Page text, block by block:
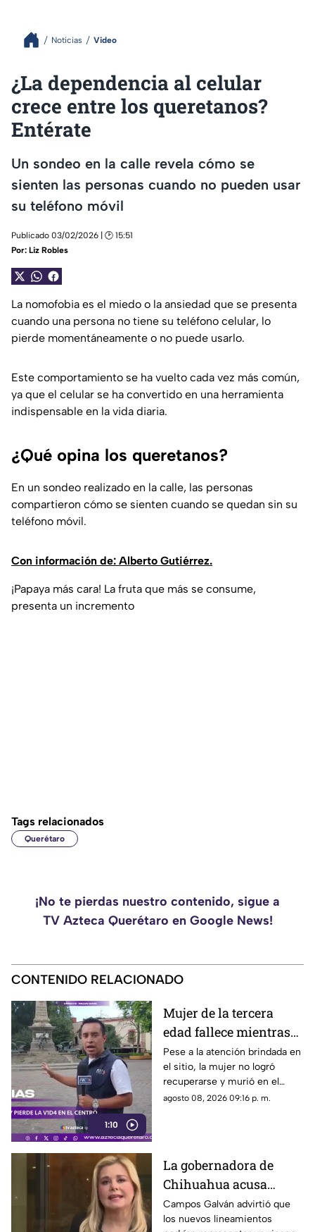
Noticias Video
¿La dependencia al celular
crece entre los queretanos?
Entérate
Un sondeo en la calle revela cómo se
sienten las personas cuando no pueden usar
su teléfono móvil
Publicado 03/02/2026 | 🕑 15:51
Por: Liz Robles
La nomofobia es el miedo o la ansiedad que se presenta
cuando una persona no tiene su teléfono celular, lo
pierde momentáneamente o no puede usarlo.
Este comportamiento se ha vuelto cada vez más común,
ya que el celular se ha convertido en una herramienta
indispensable en la vida diaria.
¿Qué opina los queretanos?
En un sondeo realizado en la calle, las personas
compartieron cómo se sienten cuando se quedan sin su
teléfono móvil.
Con información de: Alberto Gutiérrez.
¡Papaya más cara! La fruta que más se consume,
presenta un incremento
Tags relacionados
Querétaro
¡No te pierdas nuestro contenido, sigue a
TV Azteca Querétaro en Google News!
CONTENIDO RELACIONADO
1:10
Mujer de la tercera
edad fallece mientras
caminaba por el Centro
de Querétaro
Pese a la atención brindada en
el sitio, la mujer no logró
recuperarse y murió en el
lugar.
agosto 08, 2026 09:16 p. m.
La gobernadora de
Chihuahua acusa
posible censura
impulsada desde el
Campos Galván advirtió que
los nuevos lineamientos